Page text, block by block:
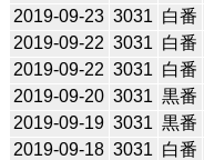
2019-09-23 3031 白番
2019-09-22 3031 白番
2019-09-22 3031 白番
2019-09-20 3031 黒番
2019-09-19 3031 黒番
2019-09-18 3031 白番